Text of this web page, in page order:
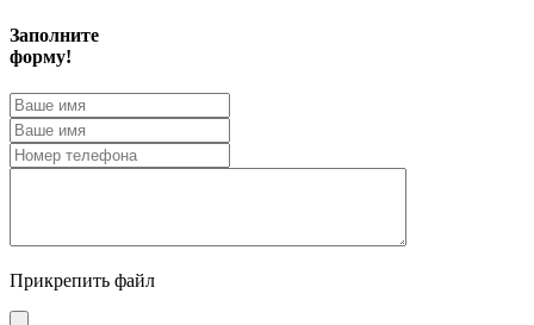
Заполните
форму!
Прикрепить файл